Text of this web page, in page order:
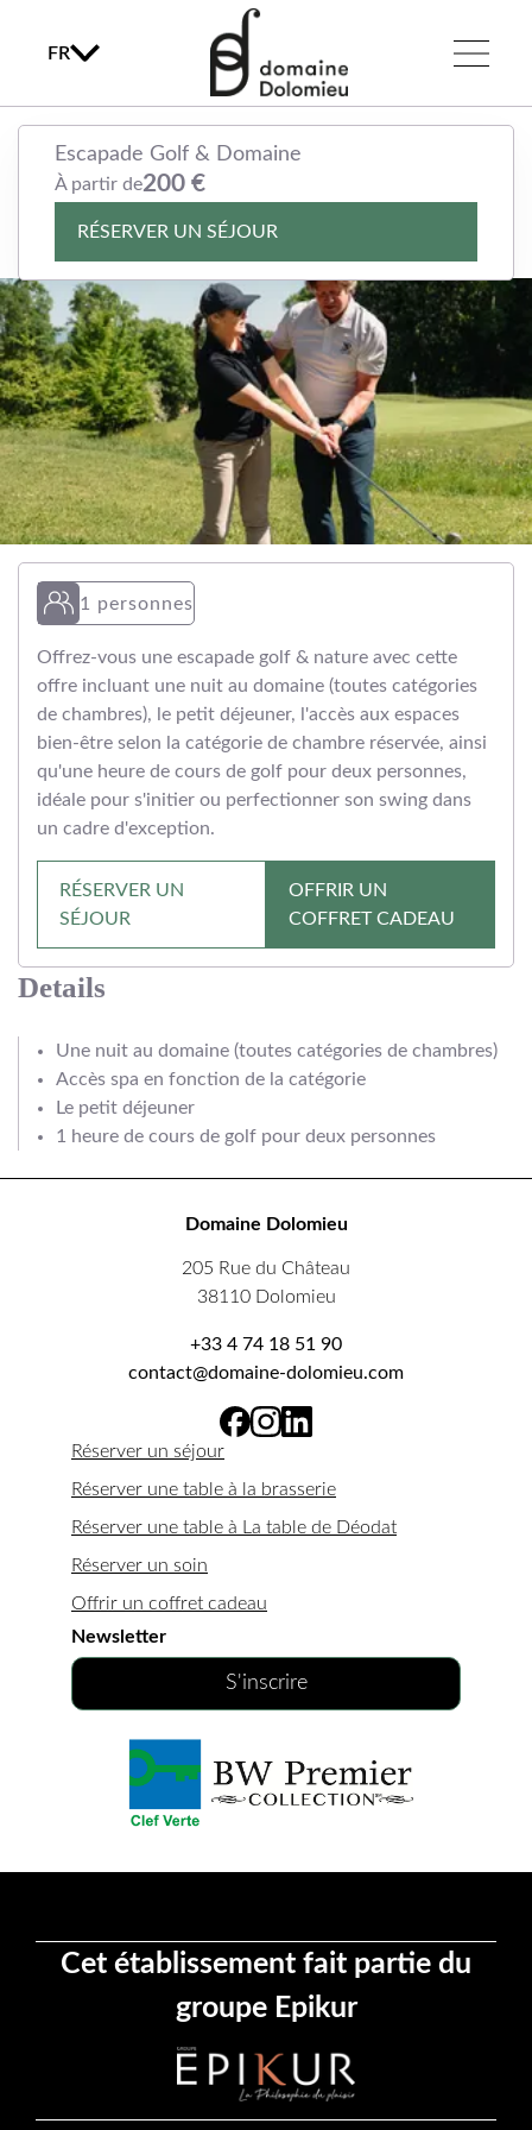
FR
Escapade Golf & Domaine
À partir de200 €
RÉSERVER UN SÉJOUR
1 personnes
Offrez-vous une escapade golf & nature avec cette
offre incluant une nuit au domaine (toutes catégories
de chambres), le petit déjeuner, l'accès aux espaces
bien-être selon la catégorie de chambre réservée, ainsi
qu'une heure de cours de golf pour deux personnes,
idéale pour s'initier ou perfectionner son swing dans
un cadre d'exception.
RÉSERVER UN
SÉJOUR
OFFRIR UN
COFFRET CADEAU
Details
Une nuit au domaine (toutes catégories de chambres)
Accès spa en fonction de la catégorie
Le petit déjeuner
1 heure de cours de golf pour deux personnes
Escapade Golf & Domaine
À partir de200 €
RÉSERVER UN SÉJOUR
Domaine Dolomieu
205 Rue du Château
38110 Dolomieu
+33 4 74 18 51 90
contact@domaine-dolomieu.com
Réserver un séjour
Réserver une table à la brasserie
Réserver une table à La table de Déodat
Réserver un soin
Offrir un coffret cadeau
Newsletter
S'inscrire
Cet établissement fait partie du
groupe Epikur